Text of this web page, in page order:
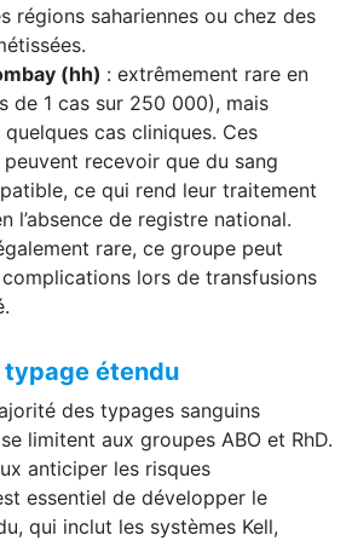
régions sahariennes ou chez des
(hh) : extrêmement rare en
de 1 cas sur 250 000), mais
cas cliniques. Ces
peuvent recevoir que du sang
ce qui rend leur traitement
l’absence de registre national.
rare, ce groupe peut
lors de transfusions
typage étendu
des typages sanguins
limitent aux groupes ABO et RhD.
anticiper les risques
essentiel de développer le
qui inclut les systèmes Kell,